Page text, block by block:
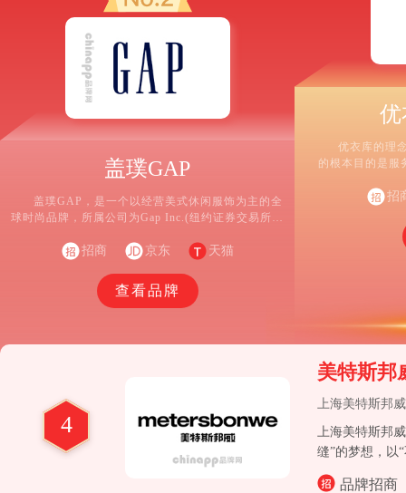
盖璞GAP
盖璞GAP，是一个以经营美式休闲服饰为主的全
球时尚品牌，所属公司为Gap Inc.(纽约证券交易所代
Fisher在美国旧金山开设了第一家售卖牛仔裤和黑胶唱
招商 京东 天猫
查看品牌
优
优衣库的理
的根本目的是服
在、自信。优招
4
美特斯邦
上海美特斯邦
上海美特斯邦
缝”的梦想，以
品牌招商